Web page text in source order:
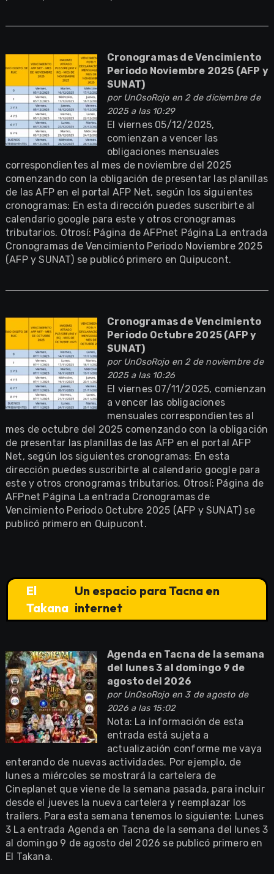
Cronogramas de Vencimiento
Periodo Noviembre 2025 (AFP y
SUNAT)
por UnOsoRojoen 2 de diciembre de
2025 a las 10:29
El viernes 05/12/2025,
comienzan a vencer las
obligaciones mensuales
correspondientes al mes de noviembre del 2025
comenzando con la obligación de presentar las planillas
de las AFP en el portal AFP Net, según los siguientes
cronogramas: En esta dirección puedes suscribirte al
calendario google para este y otros cronogramas
tributarios. Otrosí: Página de AFPnet Página La entrada
Cronogramas de Vencimiento Periodo Noviembre 2025
(AFP y SUNAT) se publicó primero en Quipucont.
Cronogramas de Vencimiento
Periodo Octubre 2025 (AFP y
SUNAT)
por UnOsoRojoen 2 de noviembre de
2025 a las 10:26
El viernes 07/11/2025, comienzan
a vencer las obligaciones
mensuales correspondientes al
mes de octubre del 2025 comenzando con la obligación
de presentar las planillas de las AFP en el portal AFP
Net, según los siguientes cronogramas: En esta
dirección puedes suscribirte al calendario google para
este y otros cronogramas tributarios. Otrosí: Página de
AFPnet Página La entrada Cronogramas de
Vencimiento Periodo Octubre 2025 (AFP y SUNAT) se
publicó primero en Quipucont.
El
Takana
Un espacio para Tacna en
internet
Agenda en Tacna de la semana
del lunes 3 al domingo 9 de
agosto del 2026
por UnOsoRojoen 3 de agosto de
2026 a las 15:02
Nota: La información de esta
entrada está sujeta a
actualización conforme me vaya
enterando de nuevas actividades. Por ejemplo, de
lunes a miércoles se mostrará la cartelera de
Cineplanet que viene de la semana pasada, para incluir
desde el jueves la nueva cartelera y reemplazar los
trailers. Para esta semana tenemos lo siguiente: Lunes
3 La entrada Agenda en Tacna de la semana del lunes 3
al domingo 9 de agosto del 2026 se publicó primero en
El Takana.